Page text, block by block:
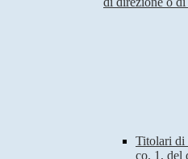
Titolari di
co. 1, del